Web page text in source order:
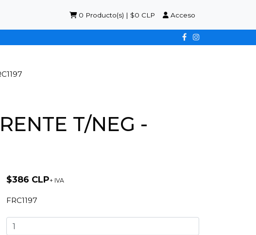
0 Producto(s) | $0 CLP Acceso
T/NEG -
$386 CLP+ IVA
FRC1197